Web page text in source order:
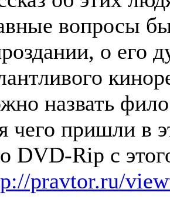
вопросы
о его
назвать
чего пришли в
DVD-Rip с
pravtor.ru/